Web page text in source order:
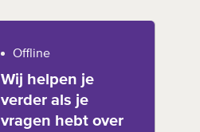
Offline
Wij helpen je
verder als je
vragen hebt over